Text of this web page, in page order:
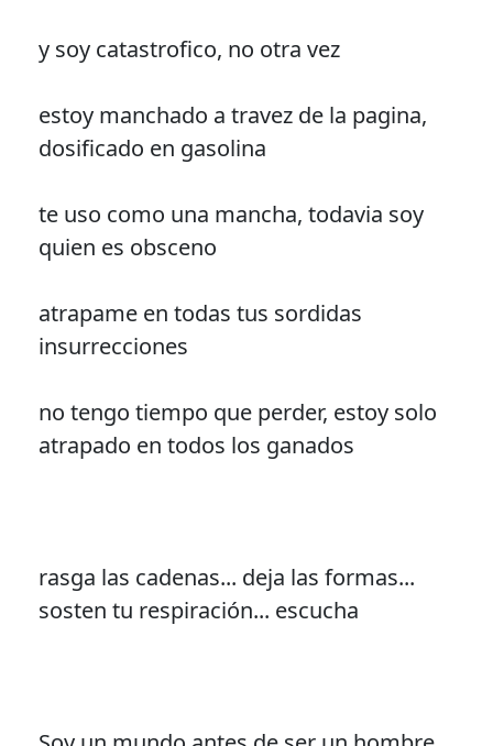
y soy catastrofico, no otra vez
estoy manchado a travez de la pagina,
dosificado en gasolina
te uso como una mancha, todavia soy
quien es obsceno
atrapame en todas tus sordidas
insurrecciones
no tengo tiempo que perder, estoy solo
atrapado en todos los ganados
rasga las cadenas... deja las formas...
sosten tu respiración... escucha